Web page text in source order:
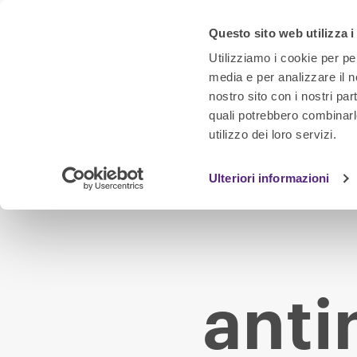
Questo sito web utilizza i
Utilizziamo i cookie per
media e per analizzare il
nostro sito con i nostri
quali potrebbero
utilizzo dei loro servizi.
Ulteriori informazioni